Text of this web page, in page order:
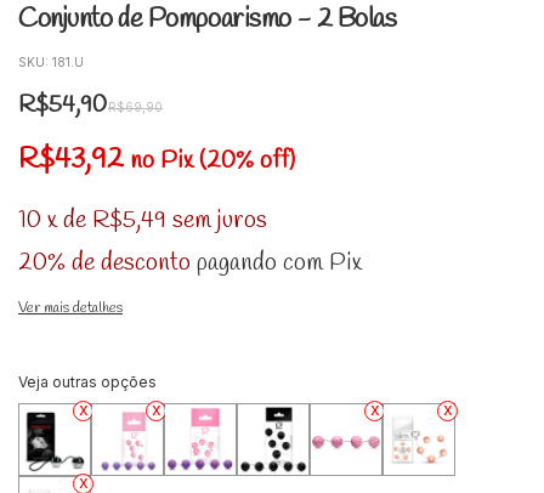
Conjunto de Pompoarismo - 2 Bolas
SKU: 181.U
R$54,90R$69,90
R$43,92 no Pix (20% off)
10 xde R$5,49 sem juros
20% de desconto pagando com Pix
Ver mais detalhes
Veja outras opções